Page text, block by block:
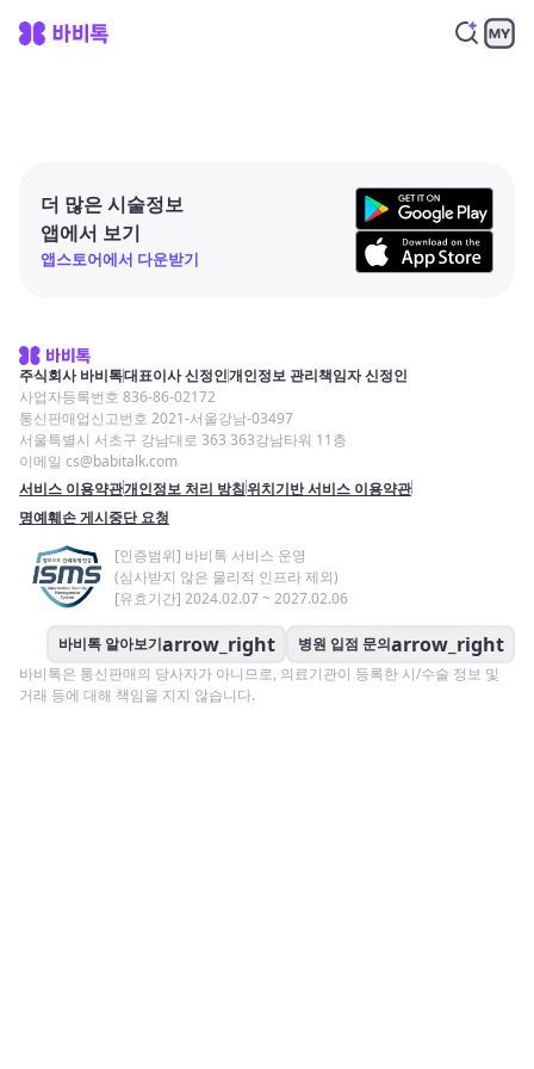
더 많은 시술정보
앱에서 보기
앱스토어에서 다운받기
주식회사 바비톡대표이사 신정인개인정보 관리책임자 신정인
사업자등록번호 836-86-02172
통신판매업신고번호 2021-서울강남-03497
서울특별시 서초구 강남대로 363 363강남타워 11층
이메일 cs@babitalk.com
서비스 이용약관개인정보 처리 방침위치기반 서비스 이용약관
명예훼손 게시중단 요청
[인증범위] 바비톡 서비스 운영
(심사받지 않은 물리적 인프라 제외)
[유효기간] 2024.02.07 ~ 2027.02.06
바비톡 알아보기arrow_right 병원 입점 문의arrow_right
바비톡은 통신판매의 당사자가 아니므로, 의료기관이 등록한 시/수술 정보 및
거래 등에 대해 책임을 지지 않습니다.